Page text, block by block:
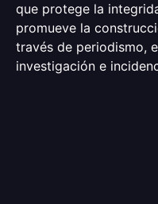
que protege la
promueve la
través de periodismo,
investigación e